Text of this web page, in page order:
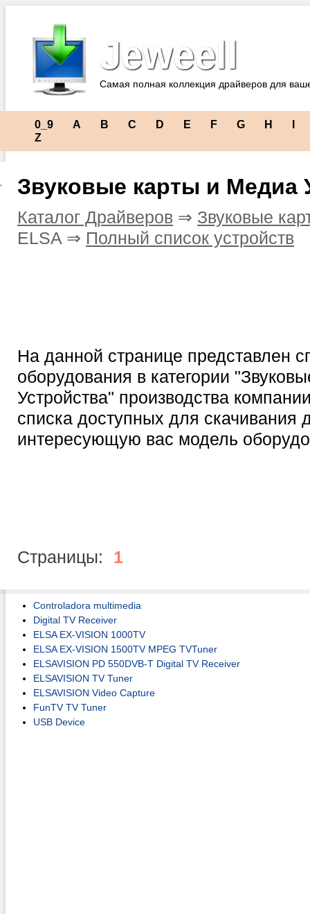
Jeweell
Самая полная коллекция драйверов для
0_9 A B C D E F G H
Z
Звуковые карты и Медиа
Каталог Драйверов ⇒ Звуковые
ELSA ⇒ Полный список устройств
На данной странице представлен
оборудования в категории
Устройства" производства
списка доступных для скачивания
интересующую вас модель
Страницы: 1
Controladora multimedia
Digital TV Receiver
ELSA EX-VISION 1000TV
ELSA EX-VISION 1500TV MPEG TVTuner
ELSAVISION PD 550DVB-T Digital TV Receiver
ELSAVISION TV Tuner
ELSAVISION Video Capture
FunTV TV Tuner
USB Device